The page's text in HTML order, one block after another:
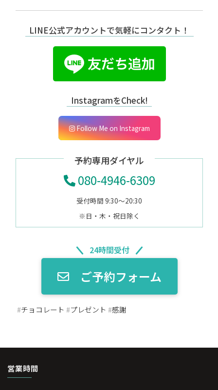
LINE公式アカウントで気軽にコンタクト！
InstagramをCheck!
Follow Me on Instagram
予約専用ダイヤル
080-4946-6309
受付時間 9:30～20:30
※日・木・祝日除く
24時間受付
ご予約フォーム
#チョコレート #プレゼント #感謝
営業時間